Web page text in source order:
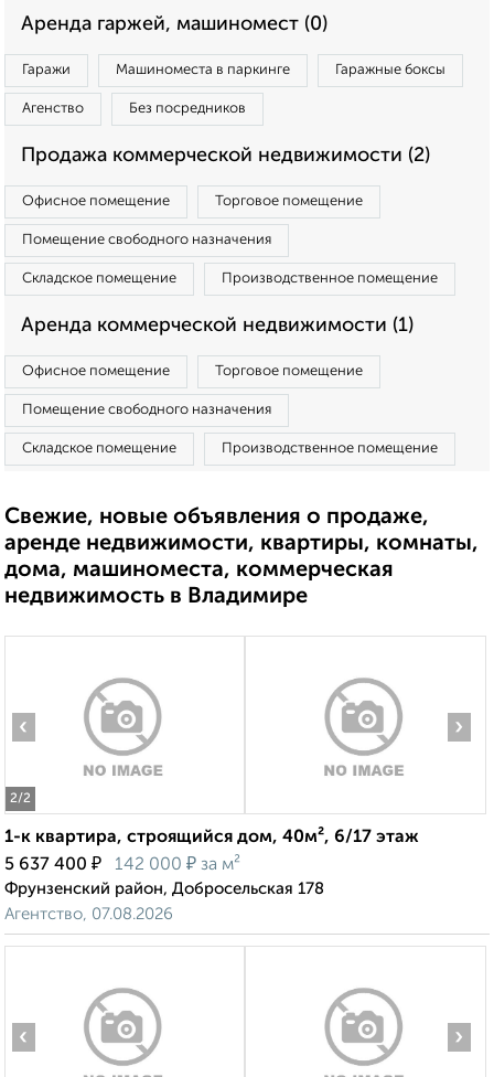
Аренда гаржей, машиномест (0)
Гаражи Машиноместа в паркинге Гаражные боксы
Агенство Без посредников
Продажа коммерческой недвижимости (2)
Офисное помещение Торговое помещение
Помещение свободного назначения
Складское помещение Производственное помещение
Аренда коммерческой недвижимости (1)
Офисное помещение Торговое помещение
Помещение свободного назначения
Складское помещение Производственное помещение
Свежие, новые объявления о продаже,
аренде недвижимости, квартиры, комнаты,
дома, машиноместа, коммерческая
недвижимость в Владимире
2/2
‹ ›
1-к квартира, строящийся дом, 40м², 6/17 этаж
5 637 400 ₽ 142 000 ₽ за м²
Фрунзенский район, Добросельская 178
Агентство, 07.08.2026
‹ ›